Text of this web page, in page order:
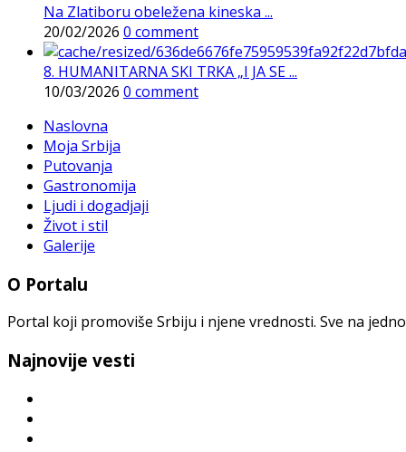
Na Zlatiboru obeležena kineska ...
20/02/2026 0 comment
8. HUMANITARNA SKI TRKA „I JA SE ...
10/03/2026 0 comment
Naslovna
Moja Srbija
Putovanja
Gastronomija
Ljudi i dogadjaji
Život i stil
Galerije
O Portalu
Portal koji promoviše Srbiju i njene vrednosti. Sve na
Najnovije vesti